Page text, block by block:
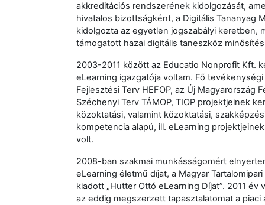
akkreditációs rendszerének kidolgozását,
hivatalos bizottságként, a Digitális Tananyag
kidolgozta az egyetlen jogszabályi keretben,
támogatott hazai digitális taneszköz
2003-2011 között az Educatio Nonprofit Kft.
eLearning igazgatója voltam. Fő
Fejlesztési Terv HEFOP, az Új Magyarország
Széchenyi Terv TÁMOP, TIOP projektjeinek
közoktatási, valamint közoktatási,
kompetencia alapú, ill. eLearning
volt.
2008-ban szakmai munkásságomért
eLearning életmű díjat, a Magyar
kiadott „Hutter Ottó eLearning Díjat”. 2011
az eddig megszerzett tapasztalatomat a piaci